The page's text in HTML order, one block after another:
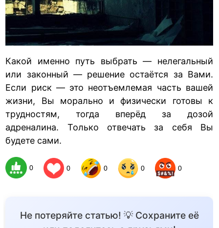
Какой именно путь выбрать — нелегальный
или законный — решение остаётся за Вами.
Если риск — это неотъемлемая часть вашей
жизни, Вы морально и физически готовы к
трудностям, тогда вперёд за дозой
адреналина. Только отвечать за себя Вы
будете сами.
0 0 0 0 0
Не потеряйте статью! 💡 Сохраните её